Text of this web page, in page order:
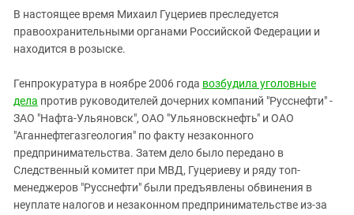
В настоящее время Михаил Гуцериев преследуется
правоохранительными органами Российской Федерации и
находится в розыске.
Генпрокуратура в ноябре 2006 года возбудила уголовные
дела против руководителей дочерних компаний "Русснефти" -
ЗАО "Нафта-Ульяновск", ОАО "Ульяновскнефть" и ОАО
"Аганнефтегазгеология" по факту незаконного
предпринимательства. Затем дело было передано в
Следственный комитет при МВД, Гуцериеву и ряду топ-
менеджеров "Русснефти" были предъявлены обвинения в
неуплате налогов и незаконном предпринимательстве из-за